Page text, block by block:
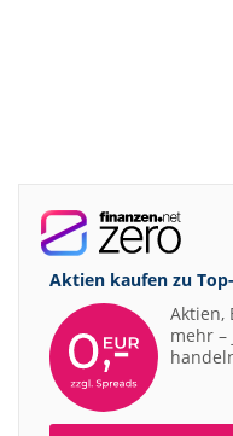
Aktien kaufen zu
Aktien,
mehr